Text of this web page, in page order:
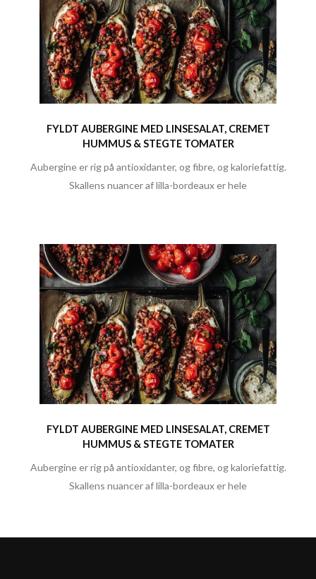
FYLDT AUBERGINE MED LINSESALAT, CREMET
HUMMUS & STEGTE TOMATER
Aubergine er rig på antioxidanter, og fibre, og kaloriefattig.
Skallens nuancer af lilla-bordeaux er hele
FYLDT AUBERGINE MED LINSESALAT, CREMET
HUMMUS & STEGTE TOMATER
Aubergine er rig på antioxidanter, og fibre, og kaloriefattig.
Skallens nuancer af lilla-bordeaux er hele